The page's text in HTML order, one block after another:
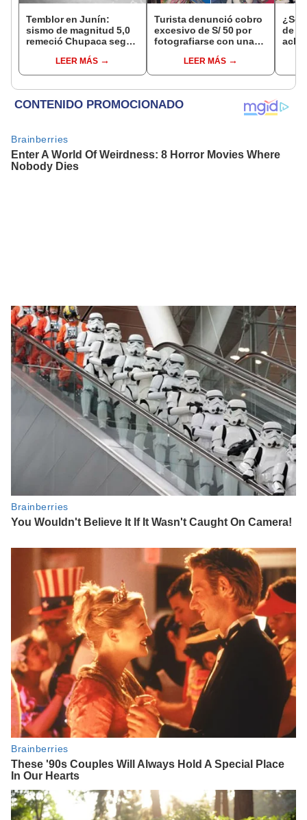
Temblor en Junín:
sismo de magnitud 5,0
remeció Chupaca según
LEER MÁS
Turista denunció cobro
excesivo de S/ 50 por
fotografiarse con una
Serenazgo recuperó el
dinero
LEER MÁS
¿Se
de